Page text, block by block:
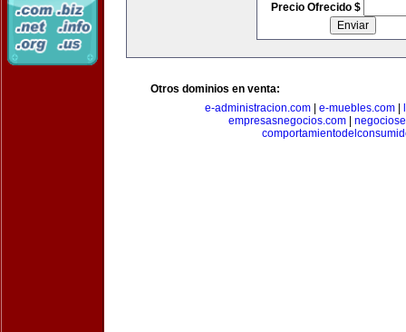
Precio Ofrecido $
Otros dominios en venta:
e-administracion.com| e-muebles.com|
empresasnegocios.com|